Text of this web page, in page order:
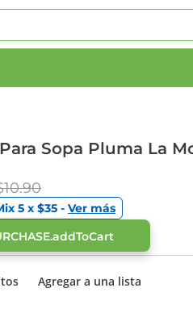
Sopa Pluma La
5 x $35 - Ver más
Agregar a una lista